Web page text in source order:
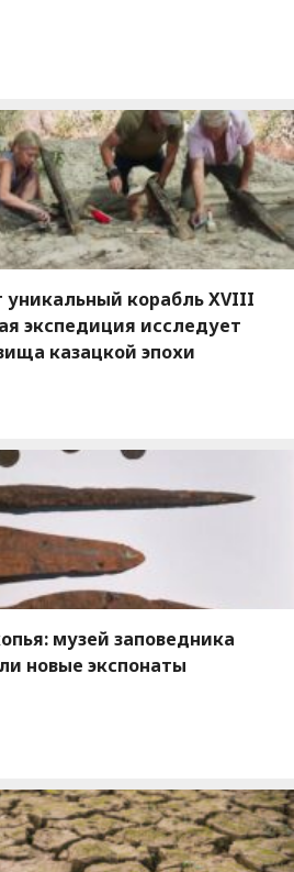
уникальный корабль XVIII
экспедиция исследует
казацкой эпохи
музей заповедника
новые экспонаты